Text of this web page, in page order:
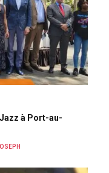
à Port-au-